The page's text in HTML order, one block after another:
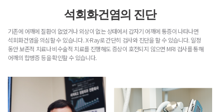
석회화건염의 진단
기존에 어깨에 질환이 없었거나 외상이 없는 상태에서 갑자기 어깨에 통증이 나타나면
석회화건염을 의심할 수 있습니다. X-Ray로 간단히 검사와 진단을 할 수 있습니다. 일정
동안 보존적 치료나 비수술적 치료를 진행해도 증상이 호전되지 않으면 MRI 검사를 통해
어깨의 합병증 등을 확인할 수 있습니다.